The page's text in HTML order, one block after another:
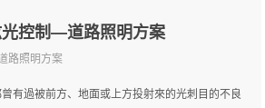
控制—道路照明方案
路照明方案
有過被前方、地面或上方投射來的光刺目的不良